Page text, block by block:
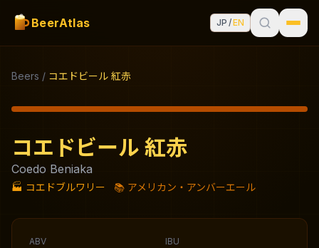
BeerAtlas JP /EN
Beers / コエドビール 紅赤
コエドビール 紅赤
Coedo Beniaka
🏭 コエドブルワリー 📚 アメリカン・アンバーエール
ABV IBU